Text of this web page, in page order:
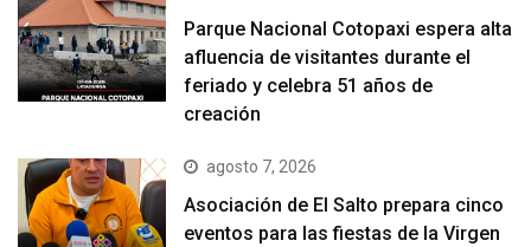
Parque Nacional Cotopaxi espera alta
afluencia de visitantes durante el
feriado y celebra 51 años de
creación
agosto 7, 2026
Asociación de El Salto prepara cinco
eventos para las fiestas de la Virgen